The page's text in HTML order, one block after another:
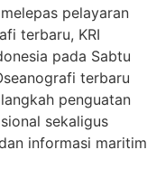
pelayaran
terbaru, KRI
pada Sabtu
terbaru
penguatan
sekaligus
informasi maritim